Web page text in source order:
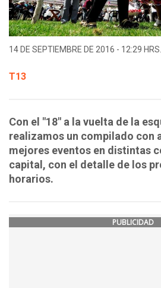
14 DE SEPTIEMBRE DE 2016 - 12:29 HRS.
T13
Con el "18" a la vuelta de la
realizamos un compilado con
mejores eventos en distintas
capital, con el detalle de los
horarios.
PUBLICIDAD